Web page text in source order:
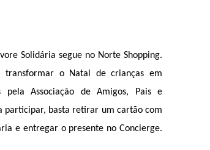
Solidária segue no Norte Shopping.
transformar o Natal de crianças em
pela Associação de Amigos, Pais e
participar, basta retirar um cartão com
e entregar o presente no Concierge.